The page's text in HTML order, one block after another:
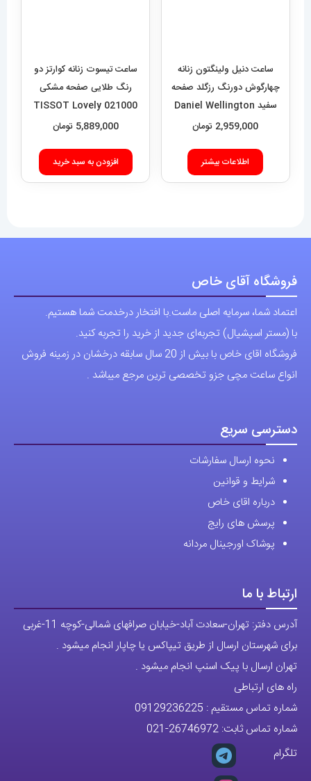
ساعت دنیل ولینگتون زنانه
چهارگوش دورنگ رزگلد صفحه
سفید Daniel Wellington
Quadro 423
2,959,000 تومان
اطلاعات بیشتر
ساعت تیسوت زنانه کوارتز دو
رنگ طلایی صفحه مشکی
021000 TISSOT Lovely
5,889,000 تومان
افزودن به سبد خرید
فروشگاه آقای خاص
اعتماد شما، سرمایه اصلی ماست.با افتخار درخدمت شما هستیم.
با (مستر اسپشیال) تجربه‌ای جدید از خرید را تجربه کنید.
فروشگاه اقای خاص با بیش از 20 سال سابقه درخشان در زمینه فروش
انواع ساعت مچی جزو تخصصی ترین مرجع میباشد .
دسترسی سریع
نحوه ارسال سفارشات
شرایط و قوانین
درباره اقای خاص
پرسش های رایج
پوشاک اورجینال مردانه
ارتباط با ما
آدرس دفتر: تهران-سعادت آباد-خیابان صرافهای شمالی-کوچه 11-غربی
برای شهرستان ارسال از طریق تیپاکس یا چاپار انجام میشود .
تهران ارسال با پیک اسنپ انجام میشود .
راه های ارتباطی
شماره تماس مستقیم : 09129236225
شماره تماس ثابت: 26746972
-021
تلگرام